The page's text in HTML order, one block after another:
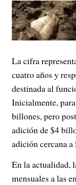
La cifra
cuatro años y
destinada al
Inicialmente,
billones, pero
adición de $4
adición cercana
En la actualidad,
mensuales a las